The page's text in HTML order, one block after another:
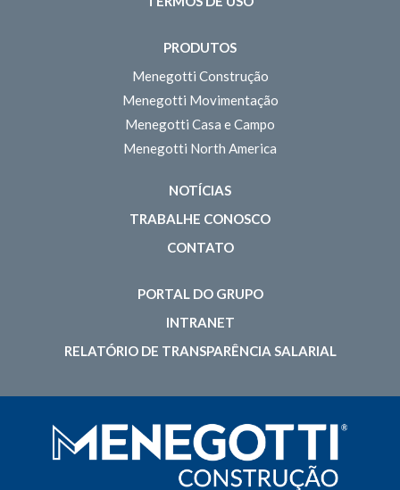
PRODUTOS
Menegotti Construção
Menegotti Movimentação
Menegotti Casa e Campo
Menegotti North America
NOTÍCIAS
TRABALHE CONOSCO
CONTATO
PORTAL DO GRUPO
INTRANET
RELATÓRIO DE TRANSPARÊNCIA SALARIAL